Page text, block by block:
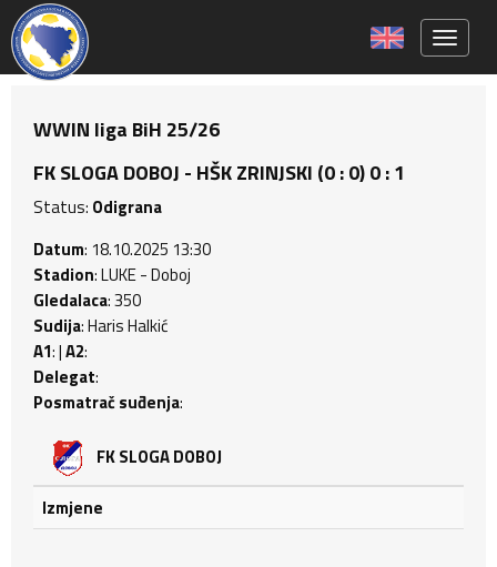
WWIN liga BiH 25/26
FK SLOGA DOBOJ - HŠK ZRINJSKI (0 : 0) 0 : 1
Status: Odigrana
Datum: 18.10.2025 13:30
Stadion: LUKE - Doboj
Gledalaca: 350
Sudija: Haris Halkić
A1: |A2:
Delegat:
Posmatrač suđenja:
FK SLOGA DOBOJ
Izmjene